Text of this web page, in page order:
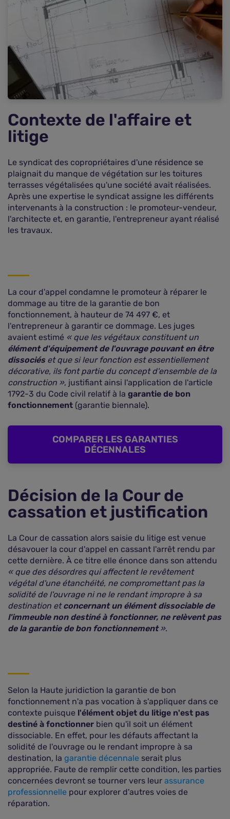
Recommandations pour les assurances
construction
Contexte de l'affaire et
litige
Le syndicat des copropriétaires d'une résidence se
plaignait du manque de végétation sur les toitures
terrasses végétalisées qu'une société avait réalisées.
Après une expertise le syndicat assigne les différents
intervenants à la construction : le promoteur-vendeur,
l'architecte et, en garantie, l'entrepreneur ayant réalisé
les travaux.
La cour d'appel condamne le promoteur à réparer le
dommage au titre de la garantie de bon
fonctionnement, à hauteur de 74 497 €, et
l'entrepreneur à garantir ce dommage. Les juges
avaient estimé « que les végétaux constituent un
élément d'équipement de l'ouvrage pouvant en être
dissociéset que si leur fonction est essentiellement
décorative, ils font partie du concept d'ensemble de la
construction », justifiant ainsi l'application de l'article
1792-3 du Code civil relatif à la garantie de bon
fonctionnement (garantie biennale).
COMPARER LES GARANTIES
DÉCENNALES
Décision de la Cour de
cassation et justification
La Cour de cassation alors saisie du litige est venue
désavouer la cour d'appel en cassant l'arrêt rendu par
cette dernière. À ce titre elle énonce dans son attendu
« que des désordres qui affectent le revêtement
végétal d'une étanchéité, ne compromettant pas la
solidité de l'ouvrage ni ne le rendant impropre à sa
destination etconcernant un élément dissociable de
l'immeuble non destiné à fonctionner, ne relèvent pas
de la garantie de bon fonctionnement».
Selon la Haute juridiction la garantie de bon
fonctionnement n'a pas vocation à s'appliquer dans ce
contexte puisque l'élément objet du litige n'est pas
destiné à fonctionner bien qu'il soit un élément
dissociable. En effet, pour les défauts affectant la
solidité de l'ouvrage ou le rendant impropre à sa
destination, la garantie décennale serait plus
appropriée. Faute de remplir cette condition, les parties
concernées devront se tourner vers leur assurance
professionnelle pour explorer d'autres voies de
réparation.